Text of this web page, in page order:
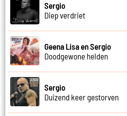
Sergio
Diep verdriet
Geena Lisa en Sergio
Doodgewone helden
Sergio
Duizend keer gestorven